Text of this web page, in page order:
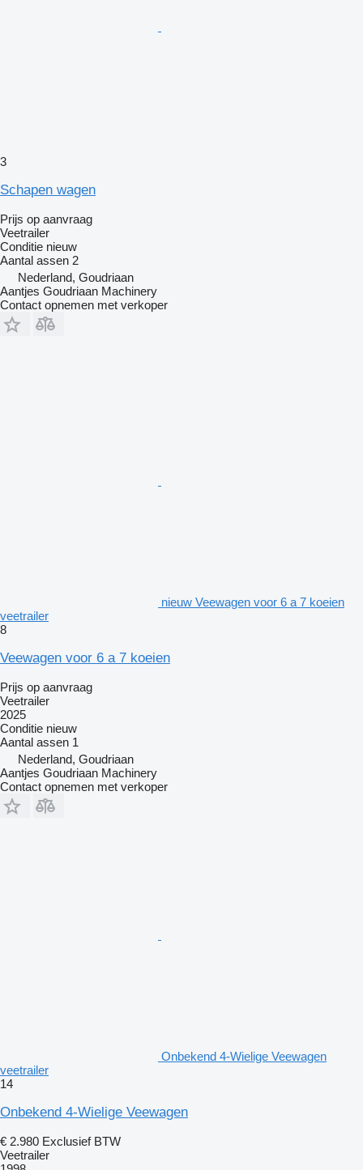
3
Schapen wagen
Prijs op aanvraag
Veetrailer
Conditie nieuw
Aantal assen 2
Nederland, Goudriaan
Aantjes Goudriaan Machinery
Contact opnemen met verkoper
nieuw Veewagen voor 6 a 7 koeien
veetrailer
8
Veewagen voor 6 a 7 koeien
Prijs op aanvraag
Veetrailer
2025
Conditie nieuw
Aantal assen 1
Nederland, Goudriaan
Aantjes Goudriaan Machinery
Contact opnemen met verkoper
Onbekend 4-Wielige Veewagen
veetrailer
14
Onbekend 4-Wielige Veewagen
€ 2.980 Exclusief BTW
Veetrailer